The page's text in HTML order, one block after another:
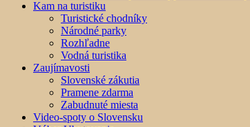
Kam na turistiku
Turistické chodníky
Národné parky
Rozhľadne
Vodná turistika
Zaujímavosti
Slovenské zákutia
Pramene zdarma
Zabudnuté miesta
Video-spoty o Slovensku